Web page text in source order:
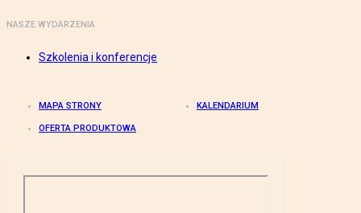
NASZE WYDARZENIA
Szkolenia i konferencje
MAPA STRONY KALENDARIUM
OFERTA PRODUKTOWA